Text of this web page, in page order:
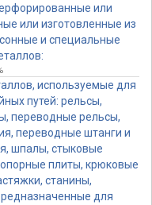
или
или изготовленные из
и специальные
используемые для
путей: рельсы,
переводные рельсы,
переводные штанги и
шпалы, стыковые
плиты, крюковые
станины,
для